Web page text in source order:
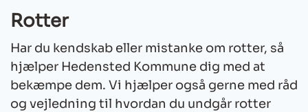
Rotter
Har du kendskab eller mistanke om rotter, så
hjælper Hedensted Kommune dig med at
bekæmpe dem. Vi hjælper også gerne med råd
og vejledning til hvordan du undgår rotter